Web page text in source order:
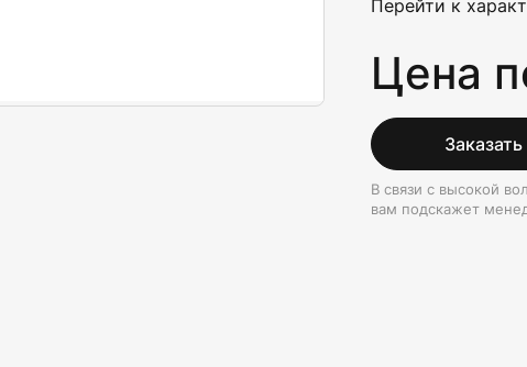
Перейти к
Цена
Заказать
В связи с высокой
вам подскажет